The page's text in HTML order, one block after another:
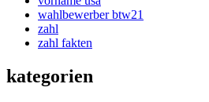
wahlbewerber btw21
zahl
zahl fakten
kategorien